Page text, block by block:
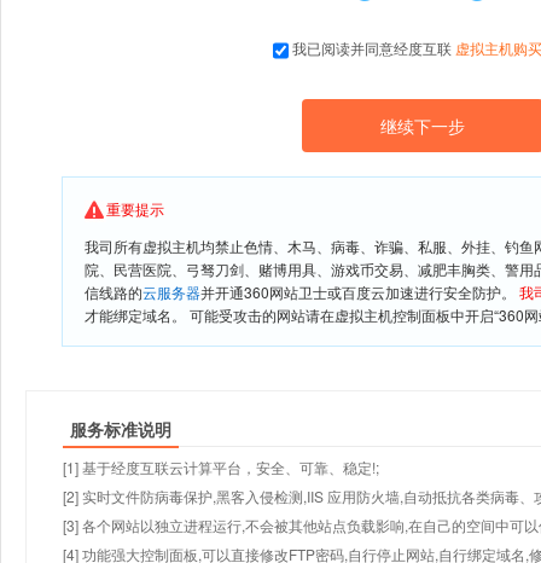
我已阅读并同意经度互联 虚拟主机购
重要提示
我司所有虚拟主机均禁止色情、木马、病毒、诈骗、私服、外挂、钓
院、民营医院、弓驽刀剑、赌博用具、游戏币交易、减肥丰胸类、警
信线路的云服务器并开通360网站卫士或百度云加速进行安全防护。 我
才能绑定域名。 可能受攻击的网站请在虚拟主机控制面板中开启“360
服务标准说明
[1] 基于经度互联云计算平台，安全、可靠、稳定!;
[2] 实时文件防病毒保护,黑客入侵检测,IIS 应用防火墙,自动抵抗各类病毒、
[3] 各个网站以独立进程运行,不会被其他站点负载影响,在自己的空间中可
[4] 功能强大控制面板,可以直接修改FTP密码,自行停止网站,自行绑定域名,